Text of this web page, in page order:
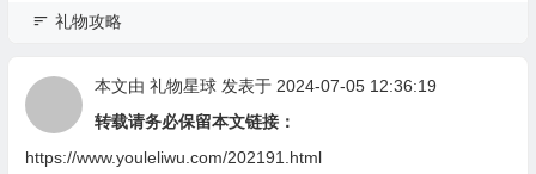
礼物攻略
本文由 礼物星球发表于 2024-07-05 12:36:19
转载请务必保留本文链接：
https://www.youleliwu.com/202191.html